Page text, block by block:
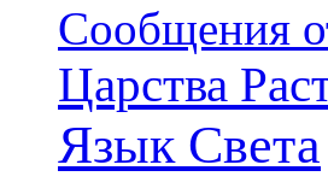
Сообщения
Царства
Язык Света